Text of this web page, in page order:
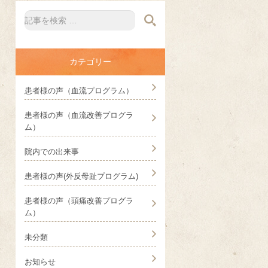
カテゴリー
患者様の声（血流プログラム）
患者様の声（血流改善プログラ
ム）
院内での出来事
患者様の声(外反母趾プログラム)
患者様の声（頭痛改善プログラ
ム）
未分類
お知らせ